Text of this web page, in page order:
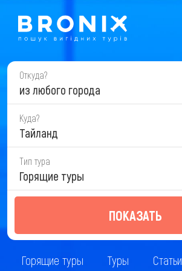
Откуда?
из любого города
Куда?
Тайланд
Тип тура
Горящие туры
ПОКАЗАТЬ
Горящие туры Туры Статьи